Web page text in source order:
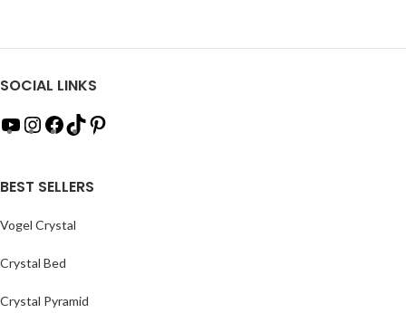
SOCIAL LINKS
BEST SELLERS
Vogel Crystal
Crystal Bed
Crystal Pyramid